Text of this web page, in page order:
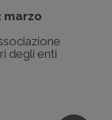
marzo
degli enti